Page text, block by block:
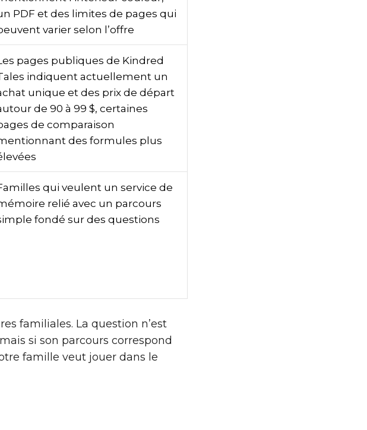
PDF et des limites de pages qui
varier selon l’offre
pages publiques de Kindred
indiquent actuellement un
unique et des prix de départ
de 90 à 99 $, certaines
de comparaison
des formules plus
qui veulent un service de
relié avec un parcours
fondé sur des questions
familiales. La question n’est
si son parcours correspond
famille veut jouer dans le